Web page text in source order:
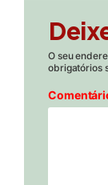
O seu
obrigatórios